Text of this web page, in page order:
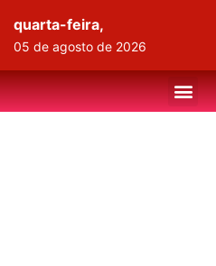
quarta-feira,
05 de agosto de 2026